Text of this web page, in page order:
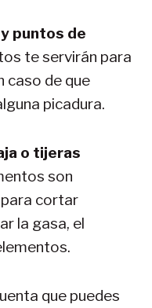
puntos de
te servirán para
caso de que
picadura.
o tijeras
son
cortar
la gasa, el
que puedes